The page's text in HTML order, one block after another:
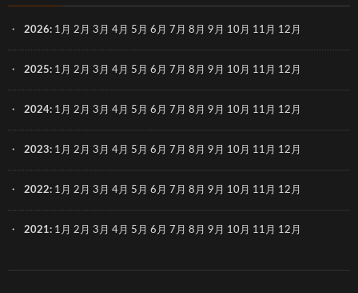
2026: 1月 2月 3月 4月 5月 6月 7月 8月 9月 10月 11月 12月
2025: 1月 2月 3月 4月 5月 6月 7月 8月 9月 10月 11月 12月
2024: 1月 2月 3月 4月 5月 6月 7月 8月 9月 10月 11月 12月
2023: 1月 2月 3月 4月 5月 6月 7月 8月 9月 10月 11月 12月
2022: 1月 2月 3月 4月 5月 6月 7月 8月 9月 10月 11月 12月
2021: 1月 2月 3月 4月 5月 6月 7月 8月 9月 10月 11月 12月